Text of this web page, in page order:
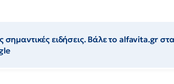
σημαντικές ειδήσεις. Βάλε το alfavita.gr